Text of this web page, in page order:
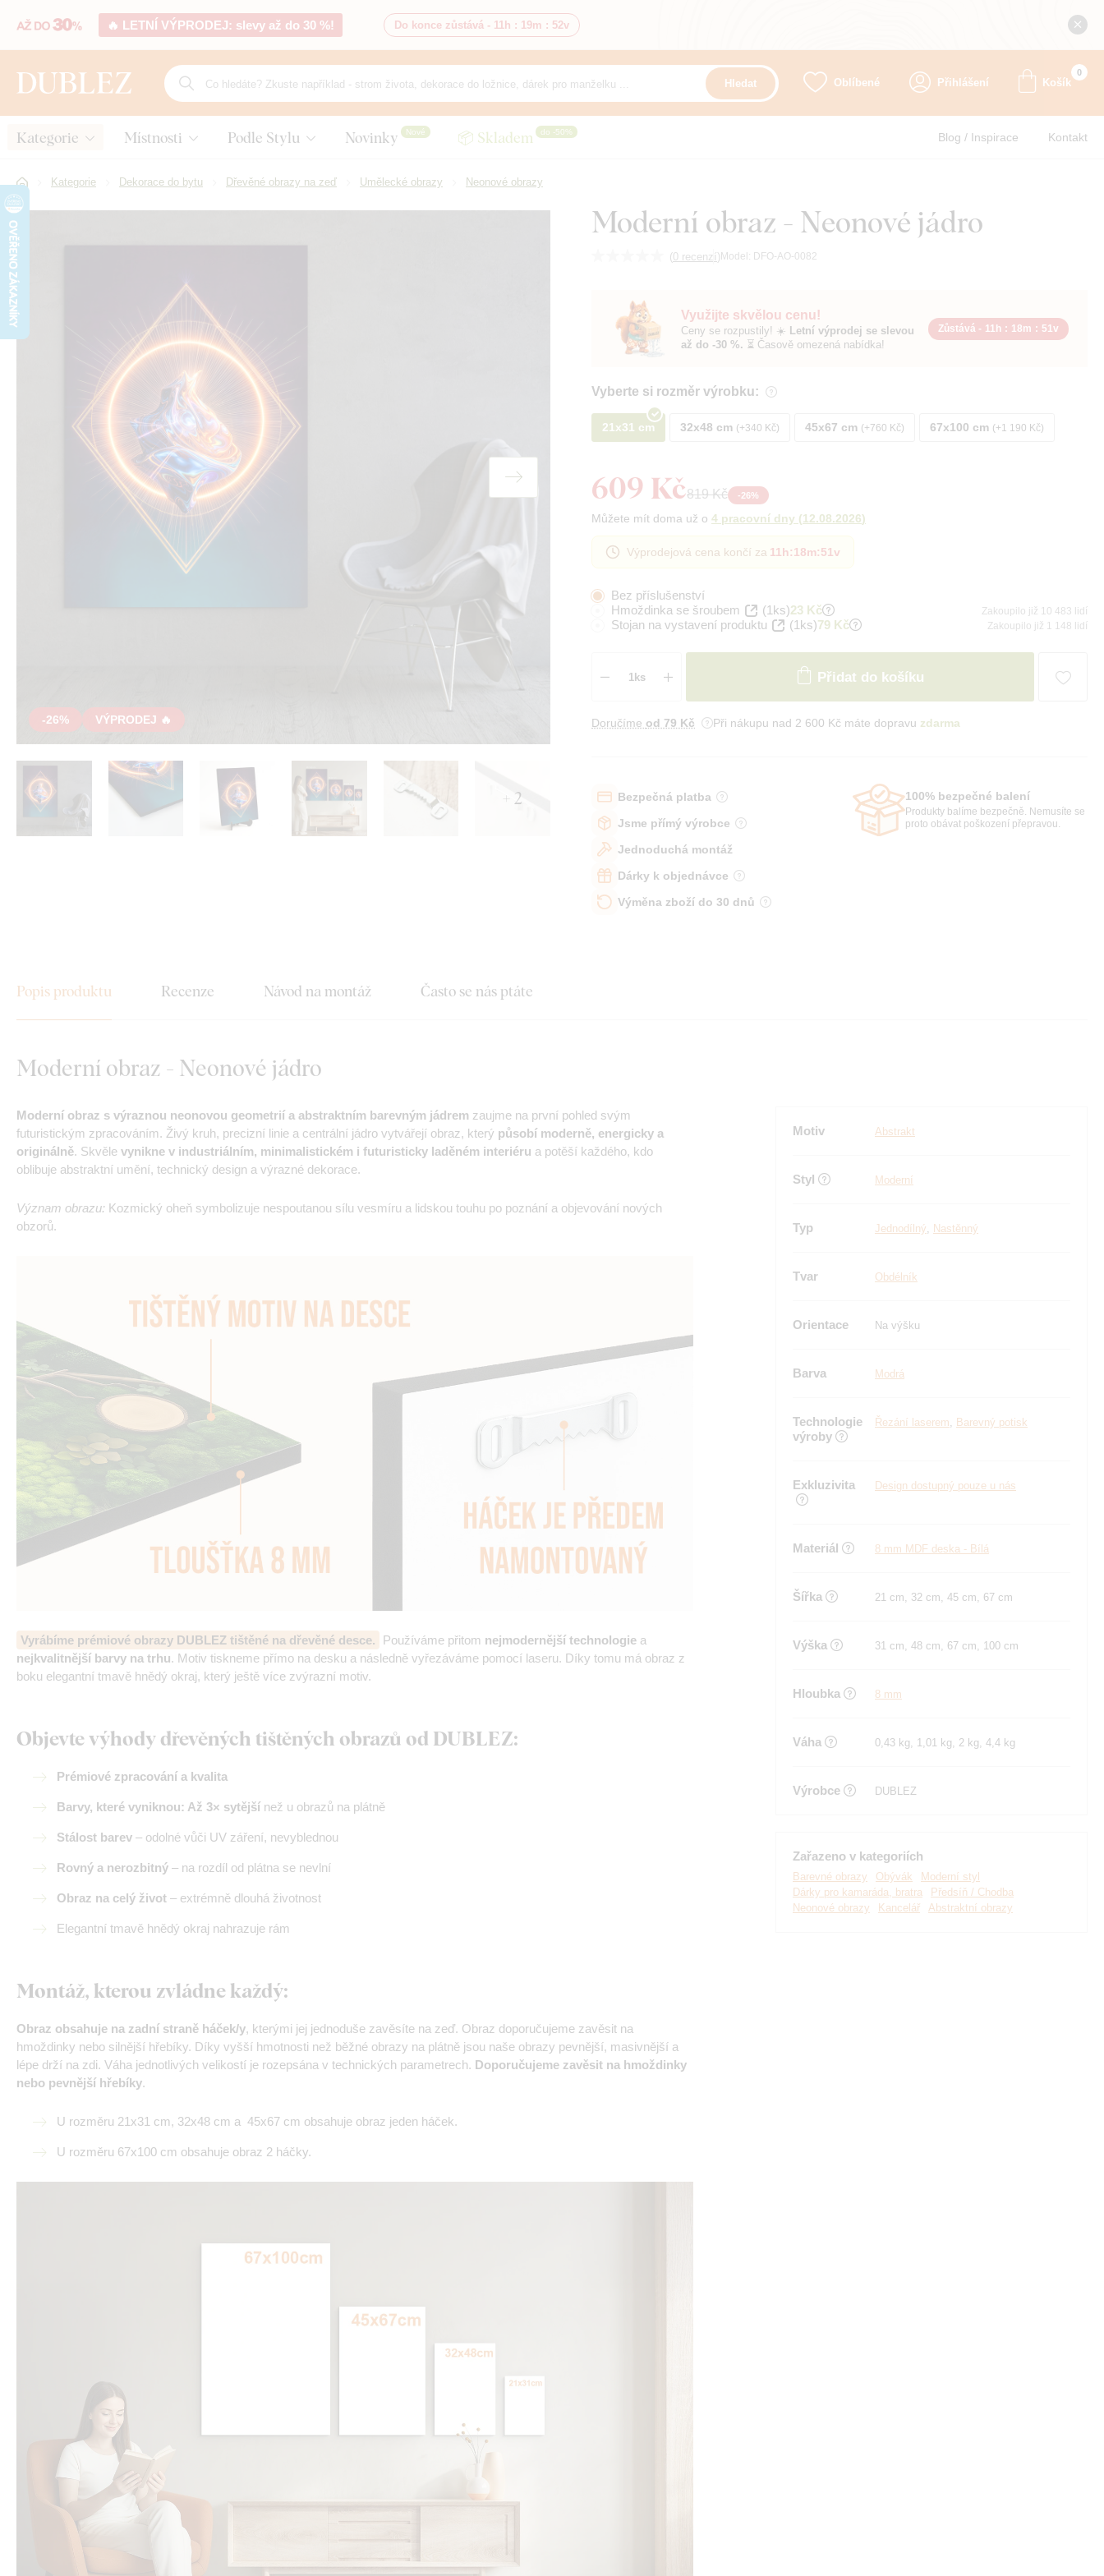
🔥 LETNÍ VÝPRODEJ: slevy až do 30 %! Do konce zůstává - 11h : 19m : 50v
Hledat Oblíbené Přihlášení Košík
0
Kategorie Místnosti Podle Stylu Novinky Nové 📦 Skladem do -50% Blog / Inspirace Kontakt
Kategorie Dekorace do bytu Dřevěné obrazy na zeď Umělecké obrazy Neonové obrazy
Moderní obraz - Neonové jádro
(0 recenzí) Model: DFO-AO-0082
-26% VÝPRODEJ 🔥
+ 2
Využijte skvělou cenu!
Ceny se rozpustily! ☀️ Letní výprodej se slevou
až do -30 %. ⏳ Časově omezená nabídka!
Zůstává - 11h : 18m : 50v
Vyberte si rozměr výrobku:
21x31 cm 32x48 cm +340 Kč 45x67 cm +760 Kč 67x100 cm +1 190 Kč
609 Kč819 Kč -26%
Můžete mít doma už o 4 pracovní dny (12.08.2026)
Výprodejová cena končí za 11h:18m:50v
Bez příslušenství
Hmoždinka se šroubem
(1ks)23 Kč Zakoupilo již 10 483 lidí
Stojan na vystavení produktu (1ks)79 Kč Zakoupilo již 1 148 lidí
Přidat do košíku
Doručíme od 79 Kč Při nákupu nad 2 600 Kč máte dopravu zdarma
Bezpečná platba
Jsme přímý výrobce
Jednoduchá montáž
Dárky k objednávce
Výměna zboží do 30 dnů
100% bezpečné balení
Produkty balíme bezpečně. Nemusíte se
proto obávat poškození přepravou.
Popis produktu Recenze Návod na montáž Často se nás ptáte
Moderní obraz - Neonové jádro
Moderní obraz s výraznou neonovou geometrií a abstraktním barevným jádrem zaujme na první pohled svým
futuristickým zpracováním. Živý kruh, precizní linie a centrální jádro vytvářejí obraz, který působí moderně, energicky a
originálně. Skvěle vynikne v industriálním, minimalistickém i futuristicky laděném interiéru a potěší každého, kdo
oblibuje abstraktní umění, technický design a výrazné dekorace.
Význam obrazu: Kozmický oheň symbolizuje nespoutanou sílu vesmíru a lidskou touhu po poznání a objevování nových
obzorů.
Vyrábíme prémiové obrazy DUBLEZ tištěné na dřevěné desce. Používáme přitom nejmodernější technologie a
nejkvalitnější barvy na trhu. Motiv tiskneme přímo na desku a následně vyřezáváme pomocí laseru. Díky tomu má obraz z
boku elegantní tmavě hnědý okraj, který ještě více zvýrazní motiv.
Objevte výhody dřevěných tištěných obrazů od DUBLEZ:
Prémiové zpracování a kvalita
Barvy, které vyniknou: Až 3× sytější než u obrazů na plátně
Stálost barev – odolné vůči UV záření, nevyblednou
Rovný a nerozbitný – na rozdíl od plátna se nevlní
Obraz na celý život – extrémně dlouhá životnost
Elegantní tmavě hnědý okraj nahrazuje rám
Montáž, kterou zvládne každý:
Obraz obsahuje na zadní straně háček/y, kterými jej jednoduše zavěsíte na zeď. Obraz doporučujeme zavěsit na
hmoždinky nebo silnější hřebíky. Díky vyšší hmotnosti než běžné obrazy na plátně jsou naše obrazy pevnější, masivnější a
lépe drží na zdi. Váha jednotlivých velikostí je rozepsána v technických parametrech. Doporučujeme zavěsit na hmoždinky
nebo pevnější hřebíky.
U rozměru 21x31 cm, 32x48 cm a 45x67 cm obsahuje obraz jeden háček.
U rozměru 67x100 cm obsahuje obraz 2 háčky.
Motiv Abstrakt
Styl Moderní
Typ Jednodílný, Nastěnný
Tvar Obdélník
Orientace Na výšku
Barva Modrá
Technologie
výroby
Řezání laserem, Barevný potisk
Exkluzivita Design dostupný pouze u nás
Materiál 8 mm MDF deska - Bílá
Šířka 21 cm, 32 cm, 45 cm, 67 cm
Výška 31 cm, 48 cm, 67 cm, 100 cm
Hloubka 8 mm
Váha 0,43 kg, 1,01 kg, 2 kg, 4,4 kg
Výrobce DUBLEZ
Zařazeno v kategoriích
Barevné obrazy Obývák
Moderní styl
Dárky pro kamaráda, bratra
Předsíň / Chodba
Neonové obrazy
Kancelář Abstraktní obrazy